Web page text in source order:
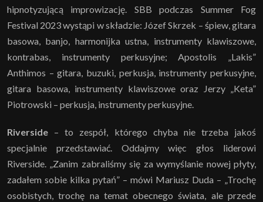
hipnotyzującą improwizację. SBB podczas Summer Fog
Festival 2023 wystąpi w składzie: Józef Skrzek – śpiew, gitara
basowa, banjo, harmonijka ustna, instrumenty klawiszowe,
kontrabas, instrumenty perkusyjne; Apostolis „Lakis”
Anthimos – gitara, buzuki, perkusja, instrumenty perkusyjne,
gitara basowa, instrumenty klawiszowe oraz Jerzy „Keta”
Piotrowski – perkusja, instrumenty perkusyjne.
Riverside – to zespół, którego chyba nie trzeba jakoś
specjalnie przedstawiać. Oddajmy więc głos liderowi
Riverside. „Zanim zabraliśmy się za wymyślanie nowej płyty,
zadałem sobie kilka pytań” – mówi Mariusz Duda – „Trochę
osobistych, trochę na temat obecnego świata, ale przede